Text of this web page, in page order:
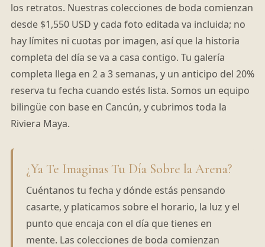
los retratos. Nuestras colecciones de boda comienzan
desde $1,550 USD y cada foto editada va incluida; no
hay límites ni cuotas por imagen, así que la historia
completa del día se va a casa contigo. Tu galería
completa llega en 2 a 3 semanas, y un anticipo del 20%
reserva tu fecha cuando estés lista. Somos un equipo
bilingüe con base en Cancún, y cubrimos toda la
Riviera Maya.
¿Ya Te Imaginas Tu Día Sobre la Arena?
Cuéntanos tu fecha y dónde estás pensando
casarte, y platicamos sobre el horario, la luz y el
punto que encaja con el día que tienes en
mente. Las colecciones de boda comienzan